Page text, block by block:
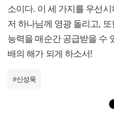
소이다. 이 세 가지를 우선
저 하나님께 영광 돌리고,
능력을 매순간 공급받을 수
배의 해가 되게 하소서!
#신성욱